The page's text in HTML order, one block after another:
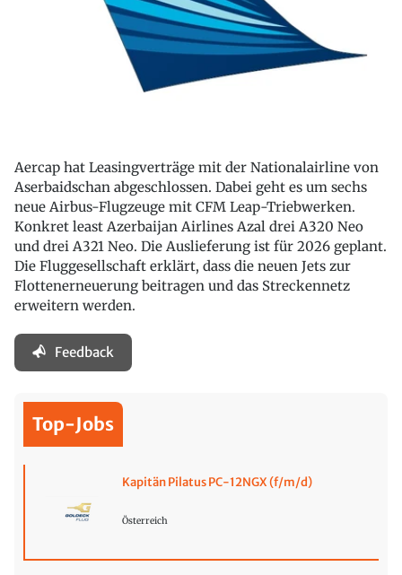
Aercap hat Leasingverträge mit der Nationalairline von
Aserbaidschan abgeschlossen. Dabei geht es um sechs
neue Airbus-Flugzeuge mit CFM Leap-Triebwerken.
Konkret least Azerbaijan Airlines Azal drei A320 Neo
und drei A321 Neo. Die Auslieferung ist für 2026 geplant.
Die Fluggesellschaft erklärt, dass die neuen Jets zur
Flottenerneuerung beitragen und das Streckennetz
erweitern werden.
Feedback
Top-Jobs
Kapitän Pilatus PC-12NGX (f/m/d)
Österreich